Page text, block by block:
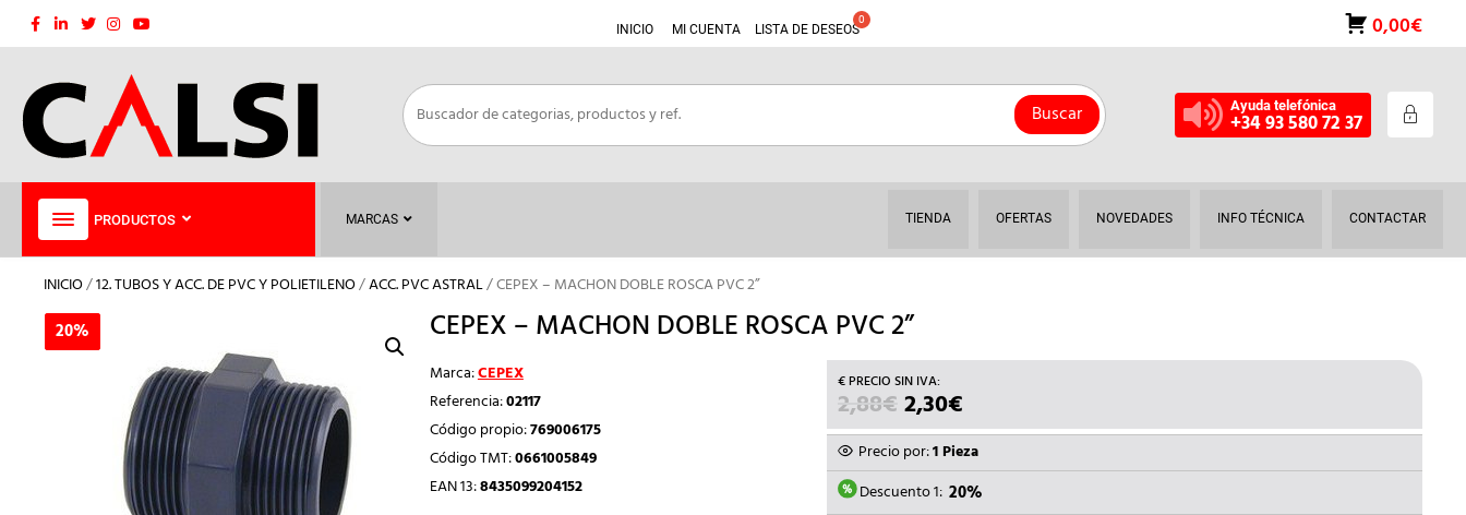
Saltar
INICIO MI CUENTA LISTA DE DESEOS 0,00€
Buscar Ayuda telefónica
+34 93 580 72 37
PRODUCTOS MARCAS TIENDA OFERTAS NOVEDADES INFO TÉCNICA CONTACTAR
INICIO/12. TUBOS Y ACC. DE PVC Y POLIETILENO/ACC. PVC ASTRAL/ CEPEX – MACHON DOBLE ROSCA PVC 2”
20% CEPEX – MACHON DOBLE ROSCA PVC 2”
Marca:CEPEX
Referencia:02117
Código propio:769006175
Código TMT:0661005849
EAN 13:8435099204152
2,88€ EL
PRECIO
ORIGINAL
ERA:
2,88€.
2,30€EL
PRECIO
ACTUAL
ES:
2,30€.
Precio por:1 Pieza
Descuento 1: 20%
20%